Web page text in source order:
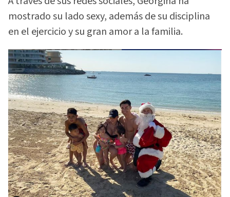
mostrado su lado sexy, además de su disciplina
en el ejercicio y su gran amor a la familia.